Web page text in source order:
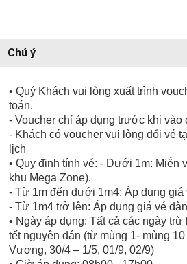
Chú ý
• Quý Khách vui lòng xuất trình
toán.
- Voucher chỉ áp dụng trước khi vào
- Khách có voucher vui lòng đổi vé
lịch
• Quy định tính vé: - Dưới 1m: Miễn
khu Mega Zone).
- Từ 1m đến dưới 1m4: Áp dụng giá
- Từ 1m4 trở lên: Áp dụng giá vé
• Ngày áp dụng: Tất cả các ngày
tết nguyên đán (từ mùng 1- mùng
Vương, 30/4 – 1/5, 01/9, 02/9)